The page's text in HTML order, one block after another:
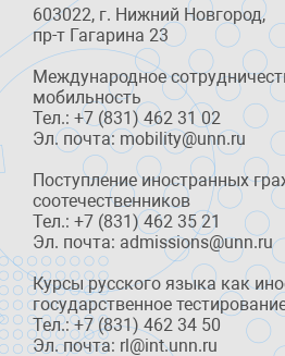
603022, г. Нижний Новгород,
пр-т Гагарина 23
Международное
мобильность
Тел.: +7 (831) 462 31 02
Эл. почта: mobility@unn.ru
Поступление иностранных
соотечественников
Тел.: +7 (831) 462 35 21
Эл. почта: admissions@unn.ru
Курсы русского языка как
государственное
Тел.: +7 (831) 462 34 50
Эл. почта: rl@int.unn.ru